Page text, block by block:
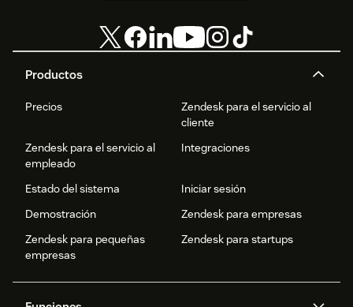
Productos
Precios
Zendesk para el servicio al
cliente
Zendesk para el servicio al
empleado
Integraciones
Estado del sistema
Iniciar sesión
Demostración
Zendesk para empresas
Zendesk para pequeñas
empresas
Zendesk para startups